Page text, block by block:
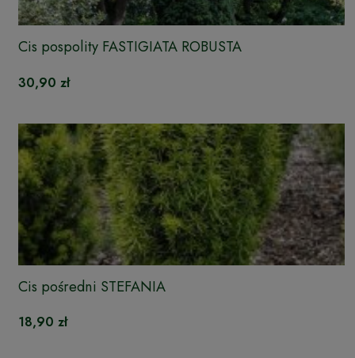
Cis pospolity FASTIGIATA ROBUSTA
30,90 zł
Cis pośredni STEFANIA
18,90 zł